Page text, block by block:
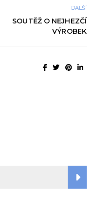
DALŠÍ
SOUTĚŽ O NEJHEZČÍ
VÝROBEK